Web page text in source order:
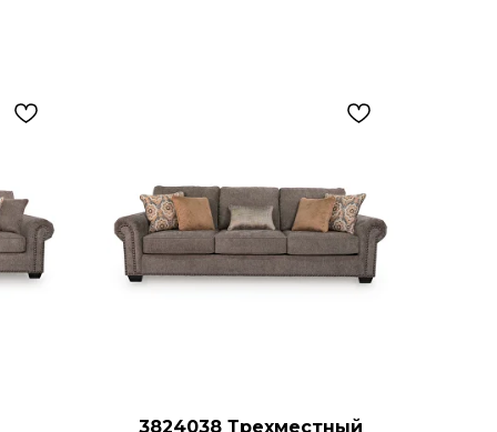
туалетным столиком и
3824038 Трехместный